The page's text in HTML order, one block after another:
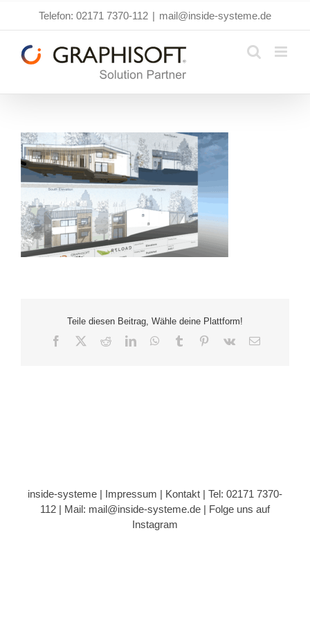
springen
Telefon: 02171 7370-112 | mail@inside-systeme.de
Teile diesen Beitrag, Wähle deine Plattform!
Facebook RedditLinkedInWhatsApp
Tumblr Pinterest
Vk
E-
inside-systeme | Impressum | Kontakt | Tel: 02171 7370-
112 | Mail: mail@inside-systeme.de | Folge uns auf
Instagram